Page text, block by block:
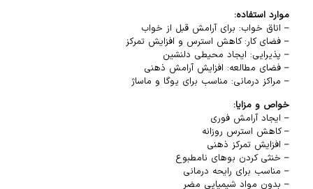
موارد استفاده:
– اتاق خواب: برای آرامش قبل از خواب
– فضای کار: کاهش استرس و افزایش تمرکز
– پذیرایی: ایجاد محیطی دلنشین
– فضای مطالعه: افزایش آرامش ذهنی
– مراکز درمانی: مناسب برای یوگا و ماساژ
خواص و مزایا:
– ایجاد آرامش فوری
– کاهش استرس روزانه
– افزایش تمرکز ذهنی
– خنثی کردن بوهای نامطبوع
– مناسب برای رایحه درمانی
– بدون مواد شیمیایی مضر